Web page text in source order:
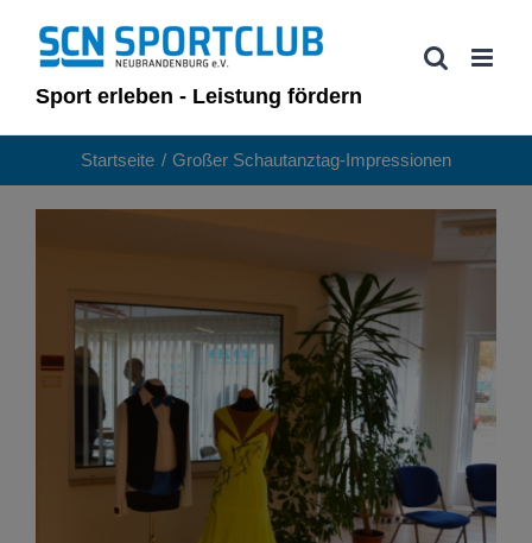
Inhalt
springenSport erleben - Leistung fördern
Startseite Großer Schautanztag-Impressionen